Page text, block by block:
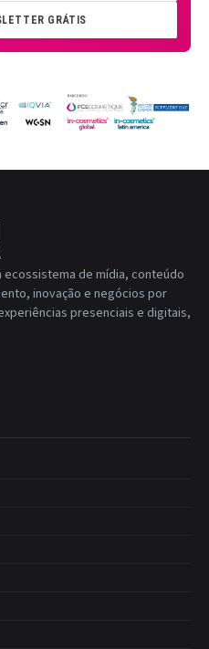
GRÁTIS
ecossistema de mídia, conteúdo
inovação e negócios por
presenciais e digitais,